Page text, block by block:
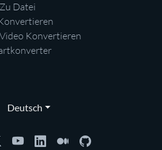
Datei
Konvertieren
Deutsch